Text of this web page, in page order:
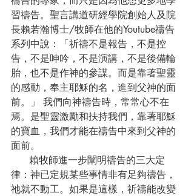
習禱告。聖言講道研經學院創始人及院
長賴若瀚博士/牧師在他的Youtube禱告
系列中說：「祈禱不是報告，不是控
告，不是呻吟，不是演講，不是後備輪
胎，也不是作神的參謀。而是靠著聖靈
的感動，奉主耶穌的名，進到父神的面
前。」 我們向神禱告時，常常心不在
焉。是聖靈激勵和扶持我們，靠著耶穌
的寶血，我們才能在禱告中來到父神的
面前。
律：神已定規某些事情非有足夠禱告，
祂就不動工。如果是這樣，祈禱能改變